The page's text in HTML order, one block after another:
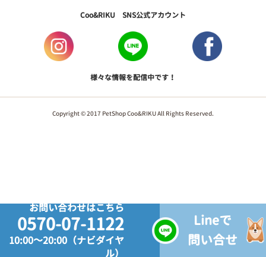
お問い合わせはこちら
0570-07-1122
10:00～20:00（ナビダイヤ
ル）
Lineで
問い合せ
Coo&RIKU SNS公式アカウント
様々な情報を配信中です！
Copyright © 2017 PetShop Coo&RIKU All Rights Reserved.